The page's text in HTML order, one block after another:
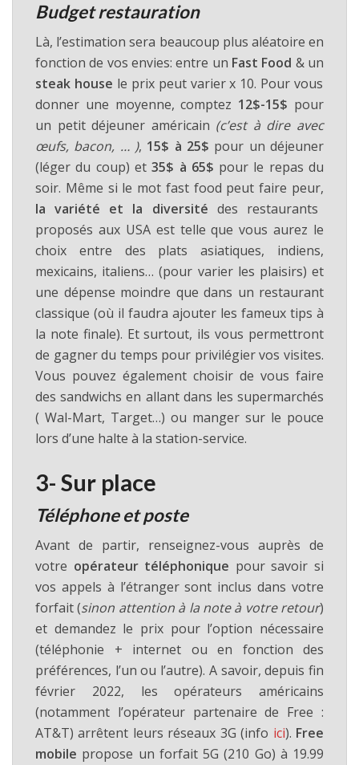
Budget restauration
Là, l’estimation sera beaucoup plus aléatoire en
fonction de vos envies: entre un Fast Food & un
steak house le prix peut varier x 10. Pour vous
donner une moyenne, comptez 12$-15$ pour
un petit déjeuner américain (c’est à dire avec
œufs, bacon, … ), 15$ à 25$ pour un déjeuner
(léger du coup) et35$ à 65$ pour le repas du
soir. Même si le mot fast food peut faire peur,
la variété et la diversité des restaurants
proposés aux USA est telle que vous aurez le
choix entre des plats asiatiques, indiens,
mexicains, italiens… (pour varier les plaisirs) et
une dépense moindre que dans un restaurant
classique (où il faudra ajouter les fameux tips à
la note finale). Et surtout, ils vous permettront
de gagner du temps pour privilégier vos visites.
Vous pouvez également choisir de vous faire
des sandwichs en allant dans les supermarchés
( Wal-Mart, Target…) ou manger sur le pouce
lors d’une halte à la station-service.
3- Sur place
Téléphone et poste
Avant de partir, renseignez-vous auprès de
votre opérateur téléphonique pour savoir si
vos appels à l’étranger sont inclus dans votre
forfait (sinon attention à la note à votre retour)
et demandez le prix pour l’option nécessaire
(téléphonie + internet ou en fonction des
préférences, l’un ou l’autre). A savoir, depuis fin
février 2022, les opérateurs américains
(notamment l’opérateur partenaire de Free :
AT&T) arrêtent leurs réseaux 3G (info ici). Free
mobile propose un forfait 5G (210 Go) à 19.99